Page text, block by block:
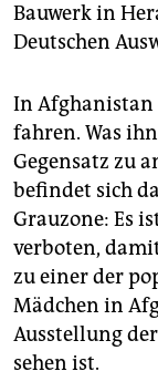
Bauwerk in
Deutschen
In Afghanistan
fahren. Was
Gegensatz zu
befindet sich
Grauzone: Es
verboten,
zu einer der
Mädchen in
Ausstellung
sehen ist.